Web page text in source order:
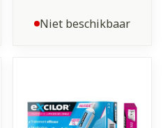
Niet beschikbaar